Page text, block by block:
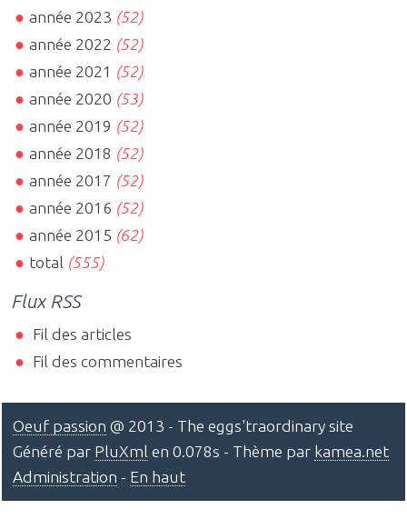
année 2023 (52)
année 2022 (52)
année 2021 (52)
année 2020 (53)
année 2019 (52)
année 2018 (52)
année 2017 (52)
année 2016 (52)
année 2015 (62)
total (555)
Flux RSS
Fil des articles
Fil des commentaires
Oeuf passion @ 2013 - The eggs'traordinary site
Généré par PluXml en 0.078s - Thème par kamea.net
Administration - En haut